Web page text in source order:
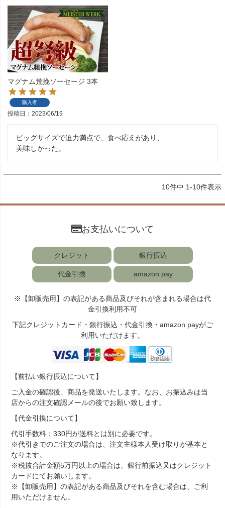
マグナム荒挽ソーセージ 3本
購入者
投稿日 2023/06/19
ビッグサイズで迫力満点で、食べ応えがあり、
美味しかった。
10件中 1-10件表示
お支払いについて
クレジット 銀行振込
代金引換 amazon pay
※【卸販売用】の表記がある商品及びそれが含まれる場合は代
金引換利用不可
下記クレジットカード・銀行振込・代金引換・amazon payがご
利用いただけます。
【前払い銀行振込について】
ご入金の確認後、商品を発送いたします。なお、お振込みは当
店からの注文確認メールの後でお願い致します。
【代金引換について】
代引手数料：330円が送料とは別に必要です。
※代引きでのご注文の場合は、注文主様本人受け取りが基本と
なります。
※税抜合計金額5万円以上の場合は、銀行前振込又はクレジット
カードにてお願いします。
※【卸販売用】の表記がある商品及びそれを含む場合は、ご利
用いただけません。